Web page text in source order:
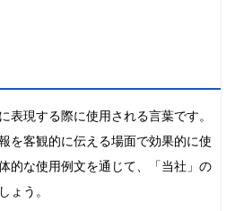
表現する際に使用される言葉です。
を客観的に伝える場面で効果的に使
的な使用例文を通じて、「当社」の
ょう。